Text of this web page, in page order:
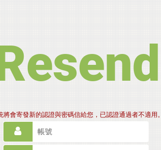
將會寄發新的認證與密碼信給您，已認證通過者不適用。